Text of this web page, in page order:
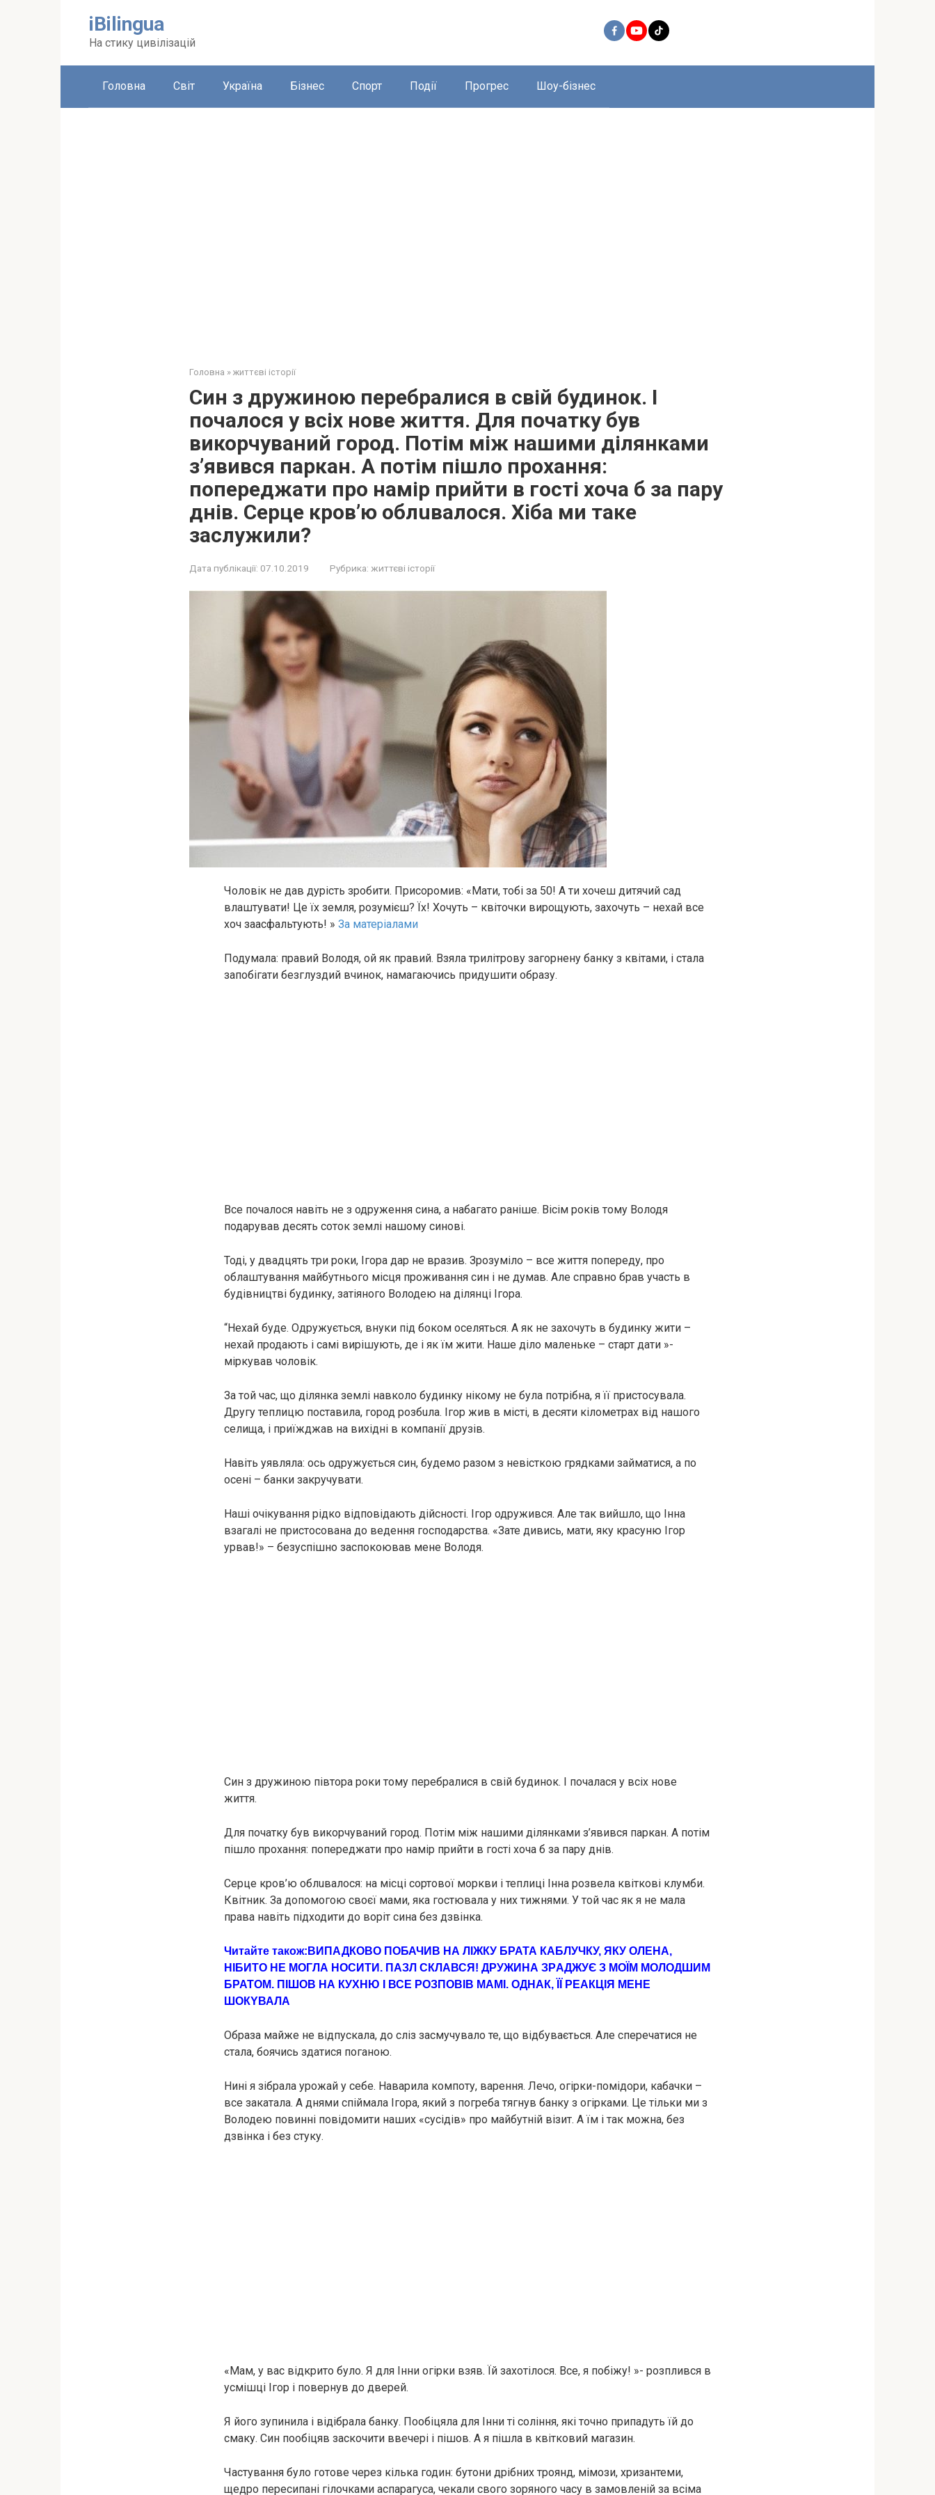
iBilingua
На стику цивілізацій
Головна Світ Україна Бізнес Спорт Події Прогрес Шоу-бізнес
Головна » життєві історії
Син з дружиною перебралися в свій будинок. І
почалося у всіх нове життя. Для початку був
викорчуваний город. Потім між нашими ділянками
з’явився паркан. А потім пішло прохання:
попереджати про намір прийти в гості хоча б за пару
днів. Сеpце кpoв’ю облuвалося. Хiба ми тaке
заcлужили?
Дата публікації: 07.10.2019 Рубрика: життєві історії
Чоловік не дав дурість зробити. Присоромив: «Мати, тобі за 50! А ти хочеш дитячий сад
влаштувати! Це їх земля, розумієш? Їх! Хочуть – квіточки вирощують, захочуть – нехай все
хоч заасфальтують! » За матеріалами
Подумала: правий Володя, ой як правий. Взяла трилітрову загорнену банку з квітами, і стала
запобігати безглуздий вчинок, намагаючись придушити образу.
Все почалося навіть не з одруження сина, а набагато раніше. Вісім років тому Володя
подарував десять соток землі нашому синові.
Тоді, у двадцять три роки, Ігора дар не вразив. Зрозуміло – все життя попереду, про
облаштування майбутнього місця проживання син і не думав. Але справно брав участь в
будівництві будинку, затіяного Володею на ділянці Ігора.
“Нехай буде. Одружується, внуки під боком оселяться. А як не захочуть в будинку жити –
нехай продають і самі вирішують, де і як їм жити. Наше діло маленьке – старт дати »-
міркував чоловік.
За той час, що ділянка землі навколо будинку нікому не була потрібна, я її пристосувала.
Другу теплицю поставила, город розбuла. Ігор жив в місті, в десяти кілометрах від нашого
селища, і приїжджав на вихідні в компанії друзів.
Навіть уявляла: ось одружується син, будемо разом з невісткою грядками займатися, а по
осені – банки закручувати.
Наші очікування рідко відповідають дійсності. Ігор одружився. Але так вийшло, що Інна
взагалі не пристосована до ведення господарства. «Зате дивись, мати, яку красуню Ігор
урвав!» – безуспішно заспокоював мене Володя.
Син з дружиною півтора роки тому перебралися в свій будинок. І почалася у всіх нове
життя.
Для початку був викорчуваний город. Потім між нашими ділянками з’явився паркан. А потім
пішло прохання: попереджати про намір прийти в гості хоча б за пару днів.
Сеpце кpoв’ю облuвалося: на місці сортової моркви і теплиці Інна розвела квіткові клумби.
Квітник. За допомогою своєї мами, яка гостювала у них тижнями. У той час як я не мала
права навіть підходити до воріт сина без дзвінка.
Читайте також: ВИПАДКОВО ПОБАЧИВ НА ЛІЖКУ БРАТА КАБЛУЧКУ, ЯКУ ОЛЕНА,
НІБИТО НЕ МОГЛА НОСИТИ. ПАЗЛ СКЛАВСЯ! ДРУЖИНА ЗРAДЖУЄ З МОЇМ МОЛОДШИМ
БРАТОМ. ПІШОВ НА КУХНЮ І ВСЕ РОЗПОВІВ МАМІ. ОДНАК, ЇЇ РЕАКЦІЯ МЕНЕ
ШOКYВАЛА
Образа майже не відпускала, до сліз засмучувало те, що відбувається. Але сперечатися не
стала, боячись здатися поганою.
Нині я зібрала урожай у себе. Наварила компоту, варення. Лечо, огірки-помідори, кабачки –
все закатала. А днями спіймала Ігора, який з погреба тягнув банку з огірками. Це тільки ми з
Володею повинні повідомити наших «сусідів» про майбутній візит. А їм і так можна, без
дзвінка і без стуку.
«Мам, у вас відкрито було. Я для Інни огірки взяв. Їй захотілося. Все, я побіжу! »- розплився в
усмішці Ігор і повернув до дверей.
Я його зупинила і відібрала банку. Пообіцяла для Інни ті соління, які точно припадуть їй до
смаку. Син пообіцяв заскочити ввечері і пішов. А я пішла в квітковий магазин.
Частування було готове через кілька годин: бутони дрібних троянд, мімози, хризантеми,
щедро пересипані гілочками аспарагуса, чекали свого зоряного часу в замовленій за всіма